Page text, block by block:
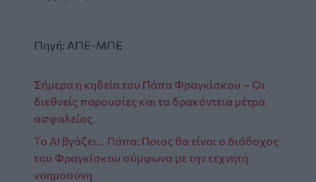
Πηγή: ΑΠΕ-ΜΠΕ
Σήμερα η κηδεία του Πάπα Φραγκίσκου – Οι
διεθνείς παρουσίες και τα δρακόντεια μέτρα
ασφαλείας
Το ΑΙ βγάζει… Πάπα: Ποιος θα είναι ο διάδοχος
του Φραγκίσκου σύμφωνα με την τεχνητή
νοημοσύνη